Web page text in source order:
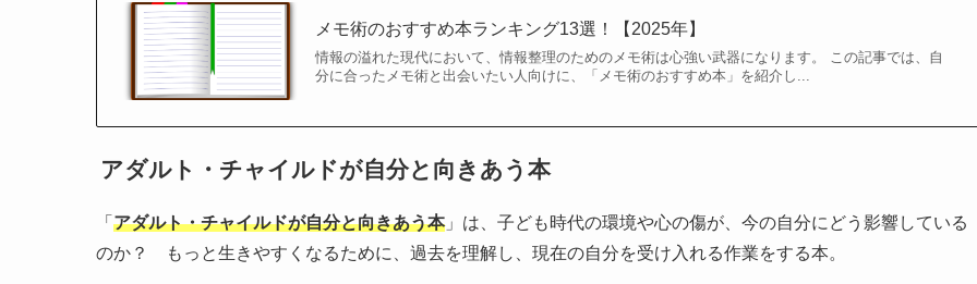
メモ術のおすすめ本ランキング13選！【2025年】
情報の溢れた現代において、情報整理のためのメモ術は心強い武器になります。 この記事では、自
分に合ったメモ術と出会いたい人向けに、「メモ術のおすすめ本」を紹介し...
アダルト・チャイルドが自分と向きあう本
「 アダルト・チャイルドが自分と向きあう本」は、子ども時代の環境や心の傷が、今の自分にどう影響している
のか？ もっと生きやすくなるために、過去を理解し、現在の自分を受け入れる作業をする本。